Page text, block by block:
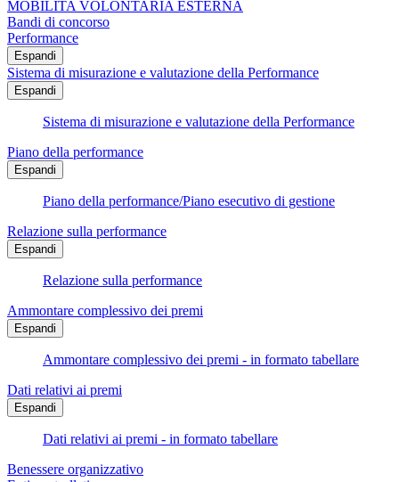
MOBILITA VOLONTARIA ESTERNA
Bandi di concorso
Performance
Espandi
Sistema di misurazione e valutazione della Performance
Espandi
Sistema di misurazione e valutazione della Performance
Piano della performance
Espandi
Piano della performance/Piano esecutivo di gestione
Relazione sulla performance
Espandi
Relazione sulla performance
Ammontare complessivo dei premi
Espandi
Ammontare complessivo dei premi - in formato tabellare
Dati relativi ai premi
Espandi
Dati relativi ai premi - in formato tabellare
Benessere organizzativo